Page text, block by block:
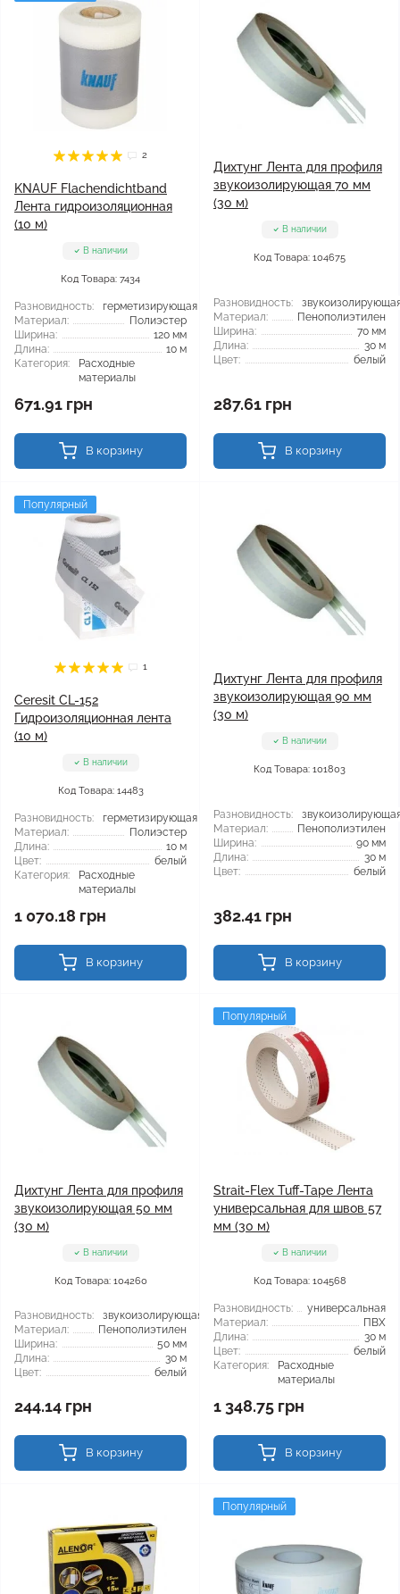
2
KNAUF Flachendichtband
Лента гидроизоляционная
(10 м)
В наличии
Код Товара: 7434
Разновидность:
герметизирующая
Материал:
Полиэстер
Ширина:
120 мм
Длина:
10 м
Категория:
Расходные
материалы
671.91 грн
В корзину
Дихтунг Лента для профиля
звукоизолирующая 70 мм
(30 м)
В наличии
Код Товара: 104675
Разновидность:
Материал:
Пенополиэтилен
Ширина:
70 мм
Длина:
30 м
Цвет:
белый
287.61 грн
В корзину
Популярный
1
Ceresit CL-152
Гидроизоляционная лента
(10 м)
В наличии
Код Товара: 14483
Разновидность:
герметизирующая
Материал:
Полиэстер
Длина:
10 м
Цвет:
белый
Категория:
Расходные
материалы
1 070.18 грн
В корзину
Дихтунг Лента для профиля
звукоизолирующая 90 мм
(30 м)
В наличии
Код Товара: 101803
Разновидность:
Материал:
Пенополиэтилен
Ширина:
90 мм
Длина:
30 м
Цвет:
белый
382.41 грн
В корзину
Дихтунг Лента для профиля
звукоизолирующая 50 мм
(30 м)
В наличии
Код Товара: 104260
Разновидность:
звукоизолирующая
Материал:
Пенополиэтилен
Ширина:
50 мм
Длина:
30 м
Цвет:
белый
244.14 грн
В корзину
Популярный
Strait-Flex Tuff-Tape Лента
универсальная для швов 57
мм (30 м)
В наличии
Код Товара: 104568
Разновидность:
универсальная
Материал:
ПВХ
Длина:
30 м
Цвет:
белый
Категория:
Расходные
материалы
1 348.75 грн
В корзину
Популярный